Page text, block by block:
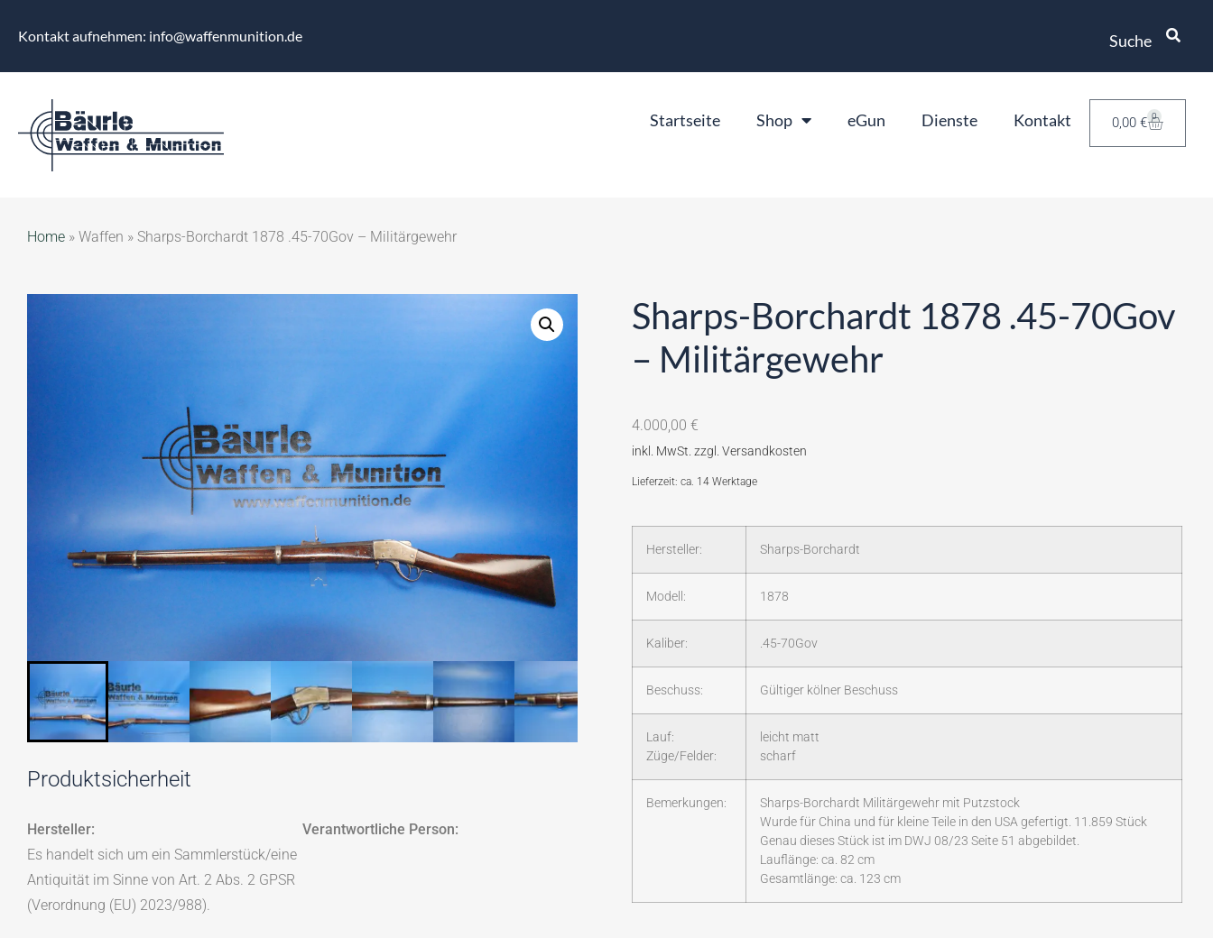
Kontakt aufnehmen: info@waffenmunition.de Suche
Startseite Shop eGun Dienste Kontakt 0,00 € 0
Home » Waffen » Sharps-Borchardt 1878 .45-70Gov – Militärgewehr
Produktsicherheit
Hersteller:
Es handelt sich um ein Sammlerstück/eine
Antiquität im Sinne von Art. 2 Abs. 2 GPSR
(Verordnung (EU) 2023/988).
Verantwortliche Person:
Sharps-Borchardt 1878 .45-70Gov
– Militärgewehr
4.000,00 €
Lieferzeit: ca. 14 Werktage
Hersteller: Sharps-Borchardt
Modell: 1878
Kaliber: .45-70Gov
Beschuss: Gültiger kölner Beschuss
Lauf:
Züge/Felder:
leicht matt
scharf
Bemerkungen:
Sharps-Borchardt Militärgewehr mit Putzstock
Wurde für China und für kleine Teile in den USA gefertigt. 11.859 Stück
Genau dieses Stück ist im DWJ 08/23 Seite 51 abgebildet.
Lauflänge: ca. 82 cm
Gesamtlänge: ca. 123 cm